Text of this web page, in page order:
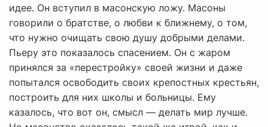
идее. Он вступил в масонскую ложу. Масоны
говорили о братстве, о любви к ближнему, о том,
что нужно очищать свою душу добрыми делами.
Пьеру это показалось спасением. Он с жаром
принялся за «перестройку» своей жизни и даже
попытался освободить своих крепостных крестьян,
построить для них школы и больницы. Ему
казалось, что вот он, смысл — делать мир лучше.